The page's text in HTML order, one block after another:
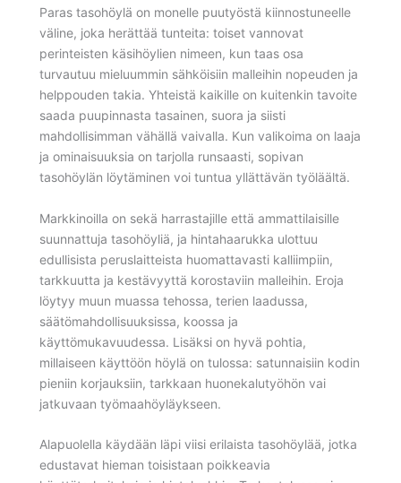
Paras tasohöylä on monelle puutyöstä kiinnostuneelle
väline, joka herättää tunteita: toiset vannovat
perinteisten käsihöylien nimeen, kun taas osa
turvautuu mieluummin sähköisiin malleihin nopeuden ja
helppouden takia. Yhteistä kaikille on kuitenkin tavoite
saada puupinnasta tasainen, suora ja siisti
mahdollisimman vähällä vaivalla. Kun valikoima on laaja
ja ominaisuuksia on tarjolla runsaasti, sopivan
tasohöylän löytäminen voi tuntua yllättävän työläältä.
Markkinoilla on sekä harrastajille että ammattilaisille
suunnattuja tasohöyliä, ja hintahaarukka ulottuu
edullisista peruslaitteista huomattavasti kalliimpiin,
tarkkuutta ja kestävyyttä korostaviin malleihin. Eroja
löytyy muun muassa tehossa, terien laadussa,
säätömahdollisuuksissa, koossa ja
käyttömukavuudessa. Lisäksi on hyvä pohtia,
millaiseen käyttöön höylä on tulossa: satunnaisiin kodin
pieniin korjauksiin, tarkkaan huonekalutyöhön vai
jatkuvaan työmaahöyläykseen.
Alapuolella käydään läpi viisi erilaista tasohöylää, jotka
edustavat hieman toisistaan poikkeavia